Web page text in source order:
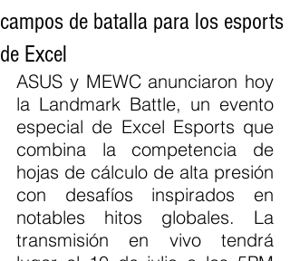
campos de batalla para los esports
de Excel
ASUS y MEWC anunciaron hoy
la Landmark Battle, un evento
especial de Excel Esports que
combina la competencia de
hojas de cálculo de alta presión
con desafíos inspirados en
notables hitos globales. La
transmisión en vivo tendrá